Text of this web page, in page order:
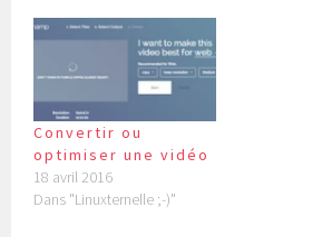
Convertir ou
optimiser une vidéo
18 avril 2016
Dans "Linuxternelle ;-)"